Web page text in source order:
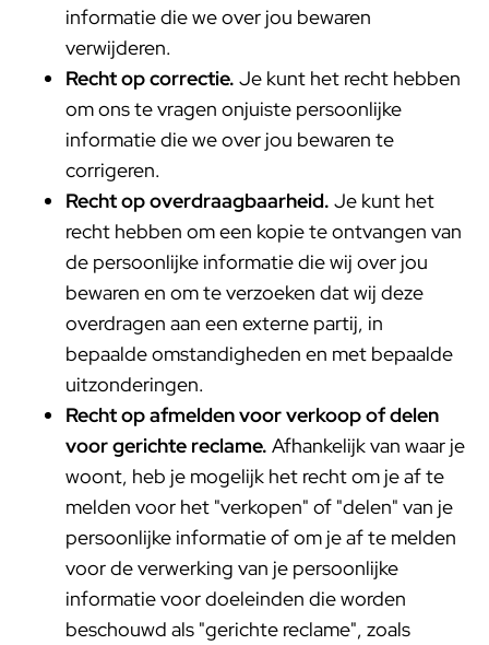
informatie die we over jou bewaren
verwijderen.
Recht op correctie. Je kunt het recht hebben
om ons te vragen onjuiste persoonlijke
informatie die we over jou bewaren te
corrigeren.
Recht op overdraagbaarheid. Je kunt het
recht hebben om een kopie te ontvangen van
de persoonlijke informatie die wij over jou
bewaren en om te verzoeken dat wij deze
overdragen aan een externe partij, in
bepaalde omstandigheden en met bepaalde
uitzonderingen.
Recht op afmelden voor verkoop of delen
voor gerichte reclame. Afhankelijk van waar je
woont, heb je mogelijk het recht om je af te
melden voor het "verkopen" of "delen" van je
persoonlijke informatie of om je af te melden
voor de verwerking van je persoonlijke
informatie voor doeleinden die worden
beschouwd als "gerichte reclame", zoals